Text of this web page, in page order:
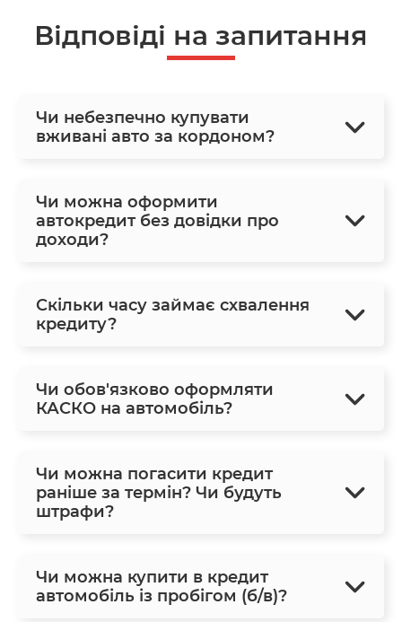
Відповіді на запитання
Чи небезпечно купувати
вживані авто за кордоном?
Чи можна оформити
автокредит без довідки про
доходи?
Скільки часу займає схвалення
кредиту?
Чи обов'язково оформляти
КАСКО на автомобіль?
Чи можна погасити кредит
раніше за термін? Чи будуть
штрафи?
Чи можна купити в кредит
автомобіль із пробігом (б/в)?